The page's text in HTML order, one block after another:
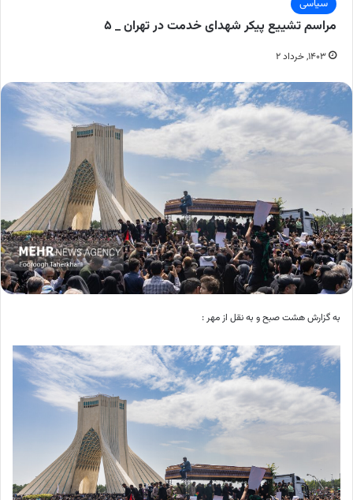
سیاسی
مراسم تشییع پیکر شهدای خدمت در تهران _ ۵
۱۴۰۳, خرداد ۲
به گزارش هشت صبح و به نقل از مهر :